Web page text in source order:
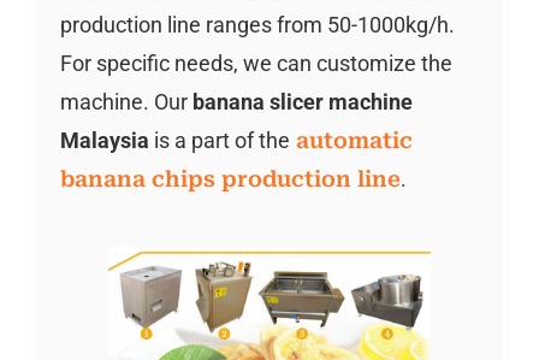
production line ranges from 50-1000kg/h.
For specific needs, we can customize the
machine. Our banana slicer machine
Malaysia is a part of the automatic
banana chips production line.